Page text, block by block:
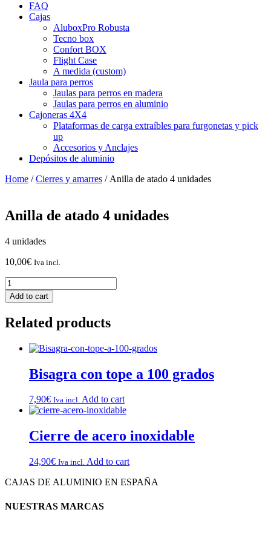
FAQ
Cajas
AluboxPro Robusta
Tecno box
Confort BOX
Flight Case
A medida (custom)
Jaula para perros
Jaulas para perros en madera
Jaulas para perros en aluminio
Cajoneras 4X4
Plataformas de carga extraíbles para furgonetas y pick
up
Accesorios y Anclajes
Depósitos de aluminio
Home /Cierres y amarres / Anilla de atado 4 unidades
Anilla de atado 4 unidades
4 unidades
10,00€ Iva incl.
Anilla
de
atado
unidades
Add to cart
Related products
Bisagra con tope a 100 grados
7,90€ Iva incl. Add to cart
Cierre de acero inoxidable
24,90€ Iva incl. Add to cart
CAJAS DE ALUMINIO EN ESPAÑA
NUESTRAS MARCAS